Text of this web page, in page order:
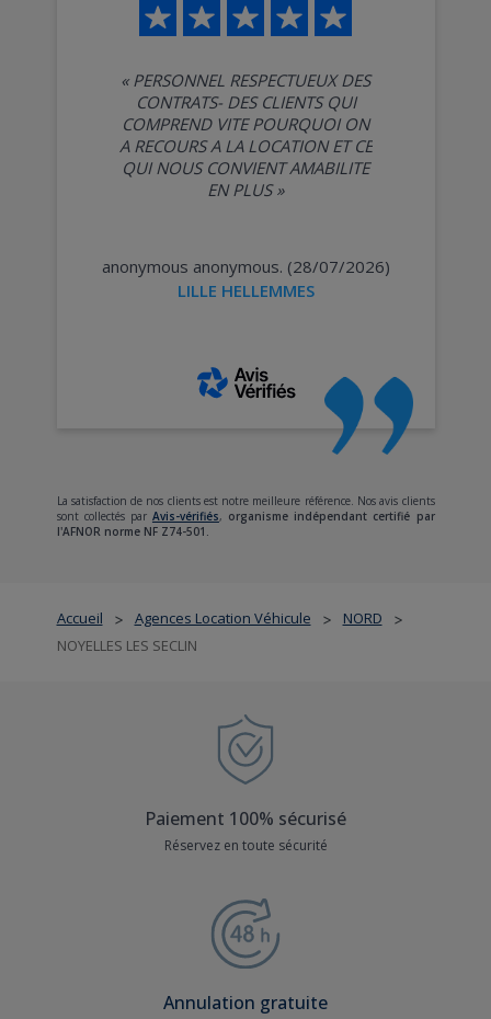
Accueil > Agences Location Véhicule > NORD >
NOYELLES LES SECLIN
« PERSONNEL RESPECTUEUX DES
CONTRATS- DES CLIENTS QUI
COMPREND VITE POURQUOI ON
A RECOURS A LA LOCATION ET CE
QUI NOUS CONVIENT AMABILITE
EN PLUS»
anonymous anonymous. (28/07/2026)
LILLE HELLEMMES
La satisfaction de nos clients est notre meilleure référence. Nos avis clients
sont collectés par Avis-vérifiés, organisme indépendant certifié par
l'AFNOR norme NF Z74-501.
Paiement 100% sécurisé
Réservez en toute sécurité
Annulation gratuite